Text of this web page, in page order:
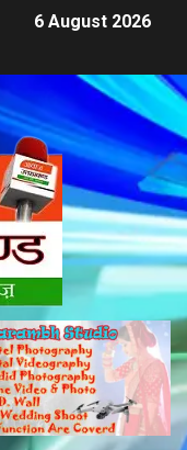
6 August 2026